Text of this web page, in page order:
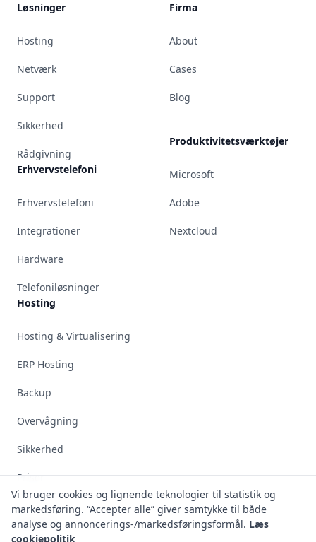
Løsninger
Hosting
Netværk
Support
Sikkerhed
Rådgivning
Erhvervstelefoni
Erhvervstelefoni
Integrationer
Hardware
Telefoniløsninger
Hosting
Hosting & Virtualisering
ERP Hosting
Backup
Overvågning
Sikkerhed
Priser
Support
Firma
About
Cases
Blog
Produktivitetsværktøjer
Microsoft
Adobe
Nextcloud
Vi bruger cookies og lignende teknologier til statistik og
markedsføring. “Accepter alle” giver samtykke til både
analyse og annoncerings-/markedsføringsformål. Læs
cookiepolitik